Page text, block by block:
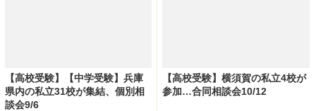
【高校受験】【中学受験】兵庫
県内の私立31校が集結、個別相
談会9/6
【高校受験】横須賀の私立4校が
参加…合同相談会10/12